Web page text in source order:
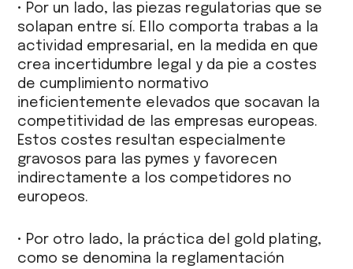
• Por un lado, las piezas regulatorias que se
solapan entre sí. Ello comporta trabas a la
actividad empresarial, en la medida en que
crea incertidumbre legal y da pie a costes
de cumplimiento normativo
ineficientemente elevados que socavan la
competitividad de las empresas europeas.
Estos costes resultan especialmente
gravosos para las pymes y favorecen
indirectamente a los competidores no
europeos.
• Por otro lado, la práctica del gold plating,
como se denomina la reglamentación